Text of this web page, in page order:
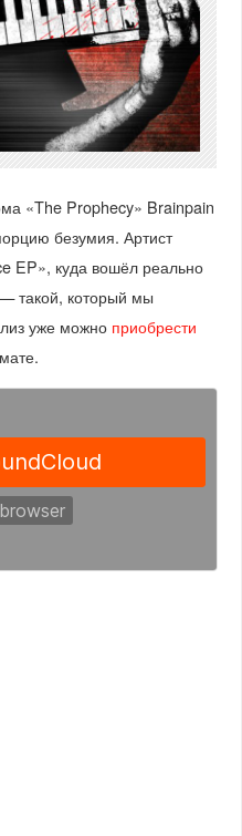
«The Prophecy» Brainpain
безумия. Артист
EP», куда вошёл реально
такой, который мы
уже можно приобрести